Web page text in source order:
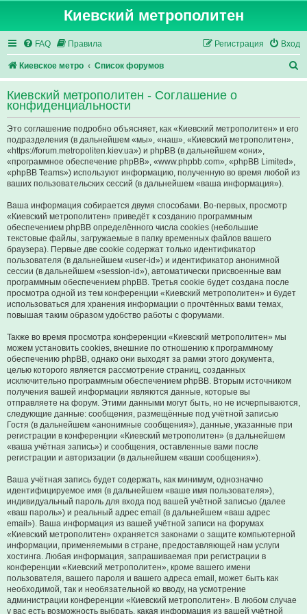
Киевский метрополитен
FAQ Правила Вход
Регистрация
Киевское метро Список форумов
о
с
Киевский метрополитен - Соглашение о
конфиденциальности
Это соглашение подробно объясняет, как «Киевский метрополитен» и его
подразделения (в дальнейшем «мы», «наш», «Киевский метрополитен»,
«https://forum.metropoliten.kiev.ua») и phpBB (в дальнейшем «они»,
«программное обеспечение phpBB», «www.phpbb.com», «phpBB Limited»,
«phpBB Teams») используют информацию, полученную во время любой из
ваших пользовательских сессий (в дальнейшем «ваша информация»).
Ваша информация собирается двумя способами. Во-первых, просмотр
«Киевский метрополитен» приведёт к созданию программным
обеспечением phpBB определённого числа cookies (небольшие
текстовые файлы, загружаемые в папку временных файлов вашего
браузера). Первые две cookie содержат только идентификатор
пользователя (в дальнейшем «user-id») и идентификатор анонимной
сессии (в дальнейшем «session-id»), автоматически присвоенные вам
программным обеспечением phpBB. Третья cookie будет создана после
просмотра одной из тем конференции «Киевский метрополитен» и будет
использоваться для хранения информации о прочтённых вами темах,
повышая таким образом удобство работы с форумами.
Также во время просмотра конференции «Киевский метрополитен» мы
можем установить cookies, внешние по отношению к программному
обеспечению phpBB, однако они выходят за рамки этого документа,
целью которого является рассмотрение страниц, созданных
исключительно программным обеспечением phpBB. Вторым источником
получения вашей информации являются данные, которые вы
отправляете на форум. Этими данными могут быть, но не исчерпываются,
следующие данные: сообщения, размещённые под учётной записью
Гостя (в дальнейшем «анонимные сообщения»), данные, указанные при
регистрации в конференции «Киевский метрополитен» (в дальнейшем
«ваша учётная запись») и сообщения, оставленные вами после
регистрации и авторизации (в дальнейшем «ваши сообщения»).
Ваша учётная запись будет содержать, как минимум, однозначно
идентифицируемое имя (в дальнейшем «ваше имя пользователя»),
индивидуальный пароль для входа под вашей учётной записью (далее
«ваш пароль») и реальный адрес email (в дальнейшем «ваш адрес
email»). Ваша информация из вашей учётной записи на форумах
«Киевский метрополитен» охраняется законами о защите компьютерной
информации, применяемыми в стране, предоставляющей нам услуги
хостинга. Любая информация, запрашиваемая при регистрации в
конференции «Киевский метрополитен», кроме вашего имени
пользователя, вашего пароля и вашего адреса email, может быть как
необходимой, так и необязательной ко вводу, на усмотрение
администрации конференции «Киевский метрополитен». В любом случае
у вас есть возможность выбрать, какая информация из вашей учётной